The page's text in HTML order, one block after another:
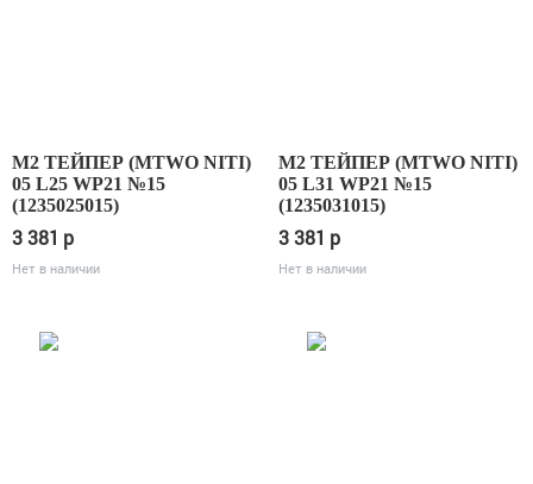
М2 ТЕЙПЕР (MTWO NITI)
05 L25 WP21 №15
(1235025015)
3 381 p
Нет в наличии
М2 ТЕЙПЕР (MTWO NITI)
05 L31 WP21 №15
(1235031015)
3 381 p
Нет в наличии